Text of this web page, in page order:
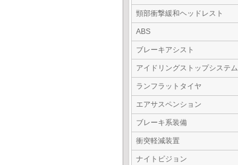
頸部衝撃緩和ヘッドレスト
ABS
ブレーキアシスト
アイドリングストップシステム
ランフラットタイヤ
エアサスペンション
ブレーキ系装備
衝突軽減装置
ナイトビジョン